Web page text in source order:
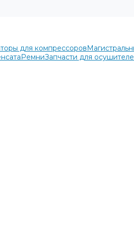
для компрессоров
РемниЗапчасти для